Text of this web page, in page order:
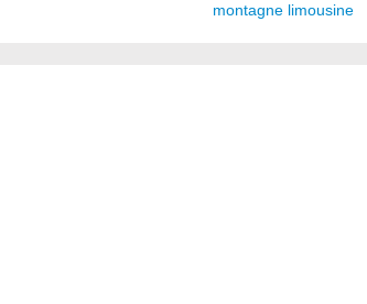
montagne limousine